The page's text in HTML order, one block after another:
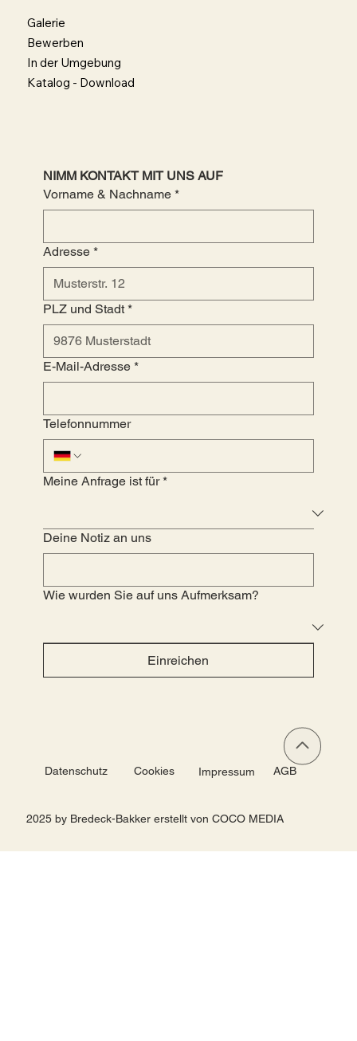
NIMM KONTAKT MIT UNS AUF
Vorname & Nachname *
Adresse *
PLZ und Stadt *
E-Mail-Adresse *
Telefonnummer
Meine Anfrage ist für *
Deine Notiz an uns
Wie wurden Sie auf uns Aufmerksam?
Einreichen
Galerie
Bewerben
In der Umgebung
Katalog - Download
Datenschutz Cookies Impressum AGB
2025 by Bredeck-Bakker erstellt von COCO MEDIA